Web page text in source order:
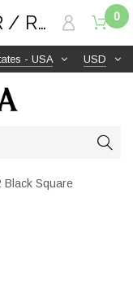
USD
- USA
0
Black Square
Piquadro PU1392B3R / R2 Black Square | TutITALIA